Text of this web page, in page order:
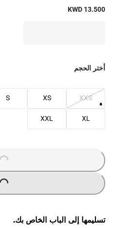
KWD 13.500
أختر الحجم
XXS
XS
S
XL
XXL
L
.
L
.
تسليمها إلى الباب الخاص بك.